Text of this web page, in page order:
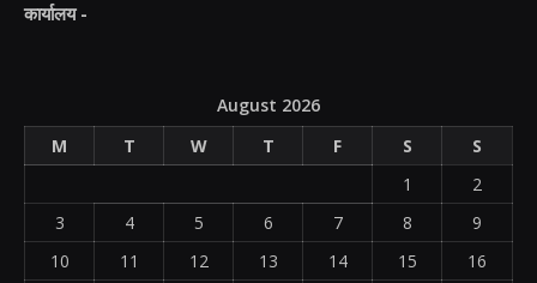
कार्यालय -
August 2026
M
T W T F S
S
1
2
3
4 5 6 7 8
9
10
11 12 13 14 15 16